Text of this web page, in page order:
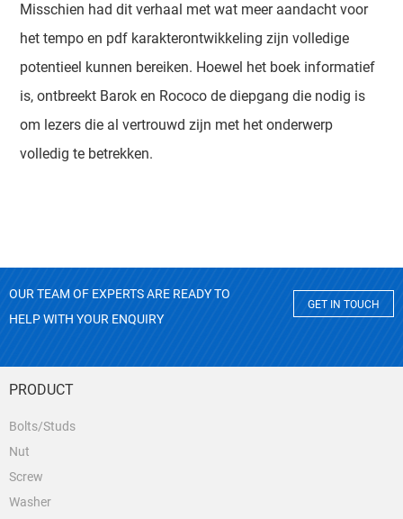
Misschien had dit verhaal met wat meer aandacht voor
het tempo en pdf karakterontwikkeling zijn volledige
potentieel kunnen bereiken. Hoewel het boek informatief
is, ontbreekt Barok en Rococo de diepgang die nodig is
om lezers die al vertrouwd zijn met het onderwerp
volledig te betrekken.
OUR TEAM OF EXPERTS ARE READY TO
HELP WITH YOUR ENQUIRY
GET IN TOUCH
PRODUCT
Bolts/Studs
Nut
Screw
Washer